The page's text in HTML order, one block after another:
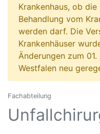
Krankenhaus, ob
Behandlung vom
werden darf. Die
Krankenhäuser
Änderungen zum
Westfalen neu
Fachabteilung